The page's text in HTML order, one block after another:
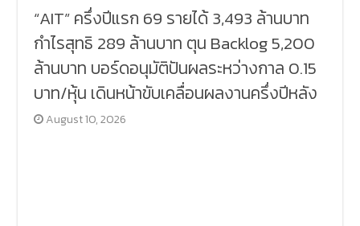
“AIT” ครึ่งปีแรก 69 รายได้ 3,493 ล้านบาท
กำไรสุทธิ 289 ล้านบาท ตุน Backlog 5,200
ล้านบาท บอร์ดอนุมัติปันผลระหว่างกาล 0.15
บาท/หุ้น เดินหน้าขับเคลื่อนผลงานครึ่งปีหลัง
August 10, 2026